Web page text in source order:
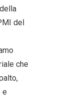
del
che
e